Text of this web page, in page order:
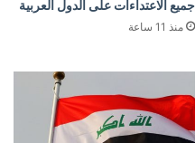
جميع الاعتداءات على الدول العربية
منذ 11 ساعة